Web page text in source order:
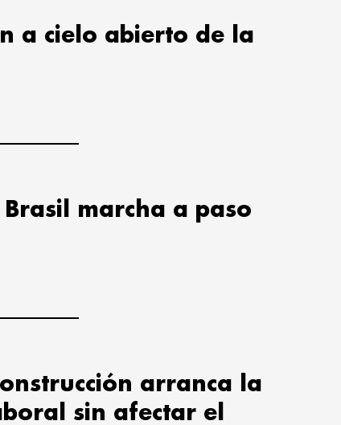
a cielo abierto de la
marcha a paso
arranca la
sin afectar el